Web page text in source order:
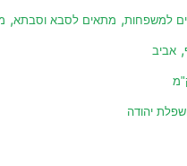
למשפחות, מתאים לסבא וסבתא,
, אביב
יהודה